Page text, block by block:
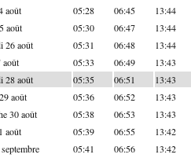
août 05:28 06:45 13:44
août 05:30 06:47 13:44
26 août 05:31 06:48 13:44
août 05:33 06:49 13:43
28 août 05:35 06:51 13:43
août 05:36 06:52 13:43
30 août 05:38 06:53 13:43
août 05:39 06:55 13:42
05:41 06:56 13:42